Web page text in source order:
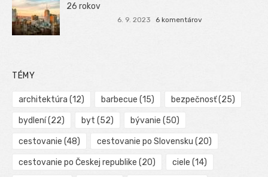
26 rokov
6. 9. 2023 6 komentárov
TÉMY
architektúra (12) barbecue (15) bezpečnosť(25)
bydlení(22) byt (52) bývanie (50)
cestovanie (48) cestovanie po Slovensku (20)
cestovanie po Českej republike (20) ciele (14)